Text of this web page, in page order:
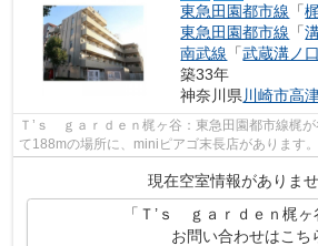
東急田園都市線 「
東急田園都市線 「
南武線 「武蔵溝ノ口
築33年
神奈川県 川崎市高
Ｔ’ｓ ｇａｒｄｅｎ梶ヶ谷：東急田園都市線梶
て188mの場所に、miniピアゴ末長店があります
は、外観タイル張りのマンションです...
現在空室情報がありませ
「Ｔ’ｓ ｇａｒｄｅｎ梶ヶ
お問い合わせはこち